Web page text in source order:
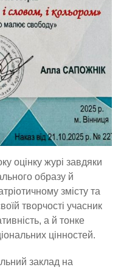
оцінку журі завдяки
образу й
змісту та
творчості учасник
а й тонке
цінностей.
заклад на